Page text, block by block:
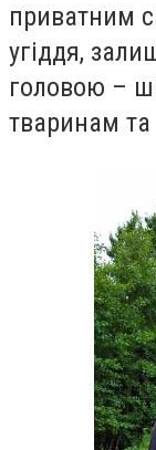
приватним
угіддя,
головою –
тваринам